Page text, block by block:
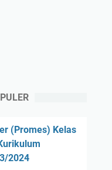
(Promes) Kelas
2024